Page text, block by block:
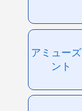
アミュー
ント